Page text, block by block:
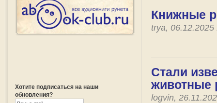
Хотите подписаться на наши
обновления?
Книжные
trya,
Стали
животные
logvin,